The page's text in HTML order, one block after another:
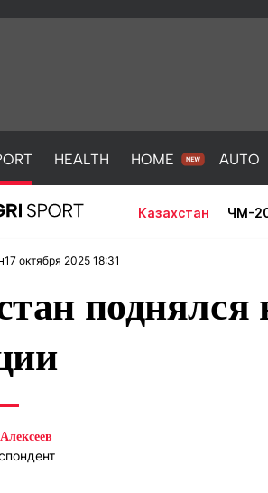
HEALTH HOME AUTO
Казахстан ЧМ-
17 октября 2025 18:31